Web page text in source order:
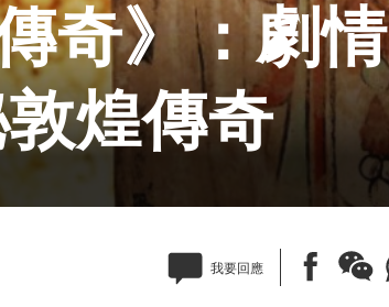
奇》：劇情
煌傳奇
我要回應